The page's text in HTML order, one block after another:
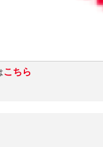
こちら